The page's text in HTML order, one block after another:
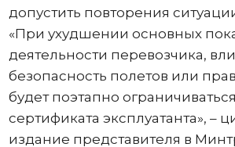
допустить повторения
«При ухудшении основных
деятельности перевозчика,
безопасность полетов или
будет поэтапно
сертификата эксплуатанта», –
издание представителя в